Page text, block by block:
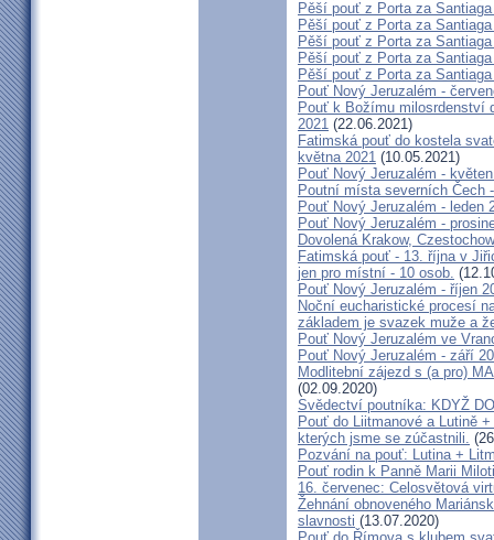
Pěší pouť z Porta za
Pěší pouť z Porta za
Pěší pouť z Porta za
Pěší pouť z Porta za
Pěší pouť z Porta za
Pouť Nový Jeruzalém -
Pouť k Božímu milosrdenství
2021 (22.06.2021)
Fatimská pouť do kostela
května 2021 (10.05.2021)
Pouť Nový Jeruzalém -
Poutní místa severních Čech
Pouť Nový Jeruzalém - leden
Pouť Nový Jeruzalém -
Dovolená Krakow,
Fatimská pouť - 13. října v
jen pro místní - 10 osob.
Pouť Nový Jeruzalém - říjen
Noční eucharistické procesí
základem je svazek muže a
Pouť Nový Jeruzalém ve
Pouť Nový Jeruzalém - září
Modlitební zájezd s (a pro)
(02.09.2020)
Svědectví poutníka: KDYŽ
Pouť do Liitmanové a Lutině
kterých jsme se zúčastnili.
Pozvání na pouť: Lutina +
Pouť rodin k Panně Marii
16. červenec: Celosvětová
Žehnání obnoveného
slavnosti (13.07.2020)